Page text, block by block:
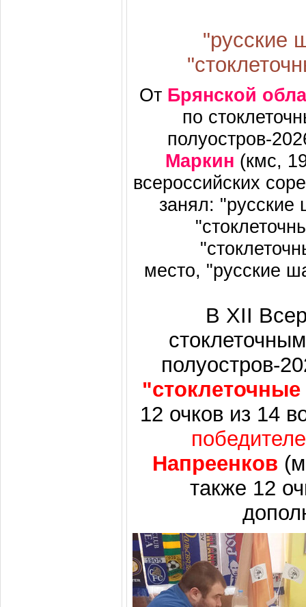
"русские
От Брянской
по
полуостров-
Маркин (кмс,
всероссийских
занял:
место, "русские
В XII
полуостров-
12 очков из 14
Напреенков
также 12